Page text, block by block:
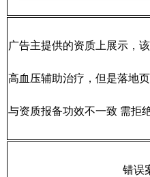
广告主提供的资质上展示，
高血压辅助治疗，但是落地
与资质报备功效不一致 需拒
错误